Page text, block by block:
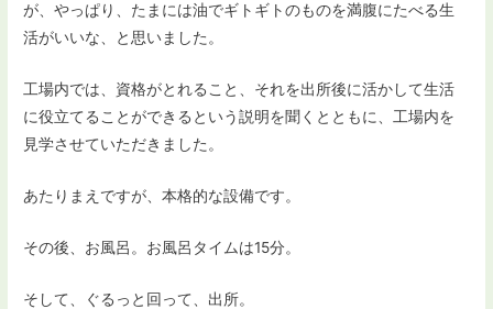
が、やっぱり、たまには油でギトギトのものを満腹にたべる生
活がいいな、と思いました。
工場内では、資格がとれること、それを出所後に活かして生活
に役立てることができるという説明を聞くとともに、工場内を
見学させていただきました。
あたりまえですが、本格的な設備です。
その後、お風呂。お風呂タイムは15分。
そして、ぐるっと回って、出所。